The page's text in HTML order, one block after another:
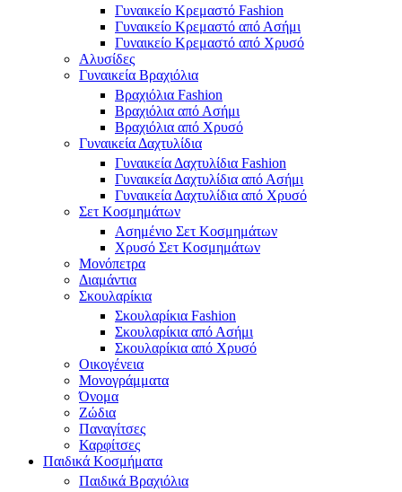
Γυναικείο Κρεμαστό Fashion
Γυναικείο Κρεμαστό από Ασήμι
Γυναικείο Κρεμαστό από Χρυσό
Αλυσίδες
Γυναικεία Βραχιόλια
Βραχιόλια Fashion
Βραχιόλια από Ασήμι
Βραχιόλια από Χρυσό
Γυναικεία Δαχτυλίδια
Γυναικεία Δαχτυλίδια Fashion
Γυναικεία Δαχτυλίδια από Ασήμι
Γυναικεία Δαχτυλίδια από Χρυσό
Σετ Κοσμημάτων
Ασημένιο Σετ Κοσμημάτων
Χρυσό Σετ Κοσμημάτων
Μονόπετρα
Διαμάντια
Σκουλαρίκια
Σκουλαρίκια Fashion
Σκουλαρίκια από Ασήμι
Σκουλαρίκια από Χρυσό
Οικογένεια
Μονογράμματα
Όνομα
Ζώδια
Παναγίτσες
Καρφίτσες
Παιδικά Κοσμήματα
Παιδικά Βραχιόλια